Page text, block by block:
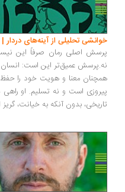
تحلیلی از آینه‌های دردار |
اصلی رمان صرفاً این نیست که
عمیق‌تر این است: انسان پس
معنا و هویت خود را حفظ کند؟...
است و نه تسلیم. او راهی دیگر
بدون آنکه به خیانت، گریز از